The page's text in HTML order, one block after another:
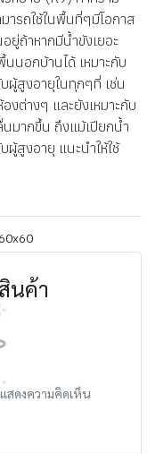
ารถใช้ในพื้นที่ๆมีโอกาส
ยู่ถ้าหากมีน้ำขังเยอะ
นอกบ้านได้ เหมาะกับ
ผู้สูงอายุในทุกๆที่ เช่น
งต่างๆ และยังเหมาะกับ
มากขึ้น ถึงแม้เปียกน้ำ
ผู้สูงอายุ แนะนำให้ใช้
60x60
นค้า
สดงความคิดเห็น